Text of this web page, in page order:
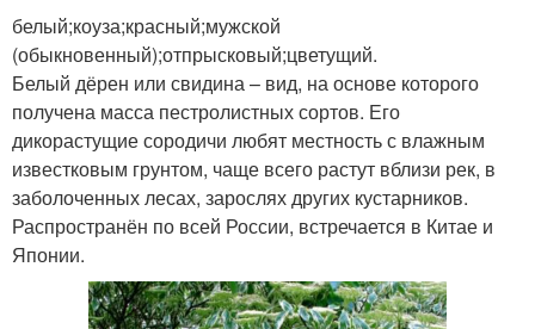
белый;коуза;красный;мужской
(обыкновенный);отпрысковый;цветущий.
Белый дёрен или свидина – вид, на основе которого
получена масса пестролистных сортов. Его
дикорастущие сородичи любят местность с влажным
известковым грунтом, чаще всего растут вблизи рек, в
заболоченных лесах, зарослях других кустарников.
Распространён по всей России, встречается в Китае и
Японии.